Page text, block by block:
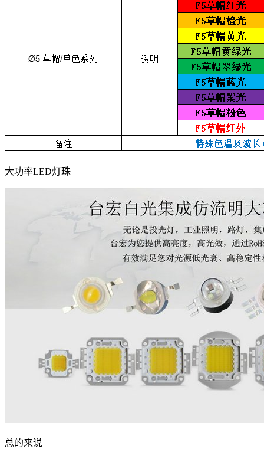
大功率LED灯珠
总的来说